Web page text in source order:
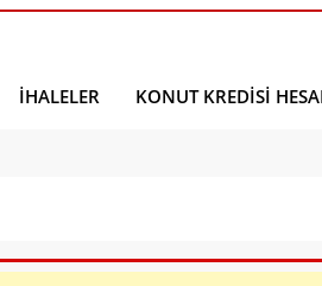
İHALELER KONUT KREDISI